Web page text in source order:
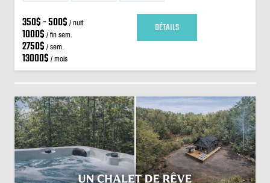
350$ - 500$ / nuit
1000$ / fin sem.
2750$ / sem.
13000$ / mois
DÉTAILS